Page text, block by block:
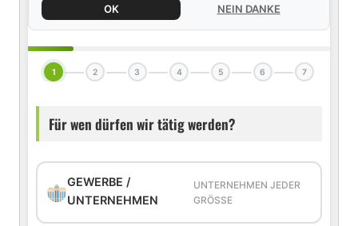
OK NEIN DANKE
1 2 3 4 5 6 7
Für wen dürfen wir tätig werden?
GEWERBE /
UNTERNEHMEN
UNTERNEHMEN JEDER
GRÖSSE